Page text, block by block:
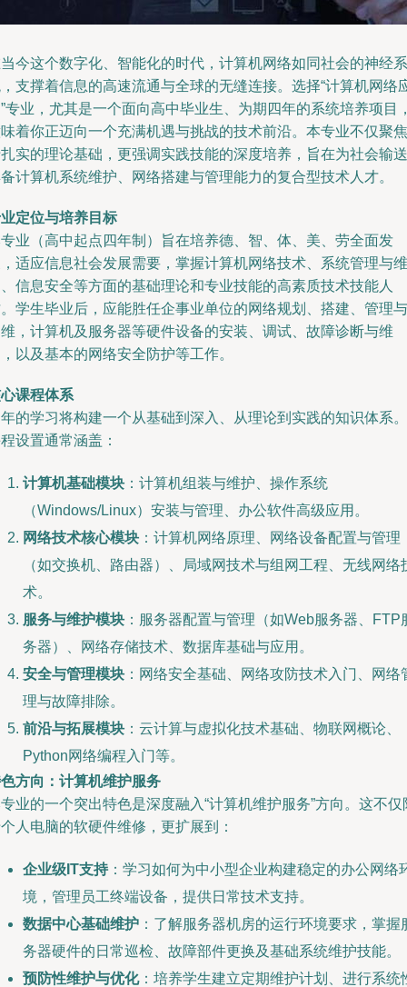
今这个数字化、智能化的时代，计算机网络如同社会的神经系
支撑着信息的高速流通与全球的无缝连接。选择“计算机网络
专业，尤其是一个面向高中毕业生、为期四年的系统培养项目
着你正迈向一个充满机遇与挑战的技术前沿。本专业不仅聚焦
实的理论基础，更强调实践技能的深度培养，旨在为社会输送
计算机系统维护、网络搭建与管理能力的复合型技术人才。
定位与培养目标
业（高中起点四年制）旨在培养德、智、体、美、劳全面发
适应信息社会发展需要，掌握计算机网络技术、系统管理与维
信息安全等方面的基础理论和专业技能的高素质技术技能人
学生毕业后，应能胜任企事业单位的网络规划、搭建、管理与
，计算机及服务器等硬件设备的安装、调试、故障诊断与维
以及基本的网络安全防护等工作。
课程体系
的学习将构建一个从基础到深入、从理论到实践的知识体系。
设置通常涵盖：
计算机基础模块 ：计算机组装与维护、操作系统
（Windows/Linux）安装与管理、办公软件高级应用。
网络技术核心模块 ：计算机网络原理、网络设备配置与管理
（如交换机、路由器）、局域网技术与组网工程、无线网络
术。
服务与维护模块 ：服务器配置与管理（如Web服务器、FTP
务器）、网络存储技术、数据库基础与应用。
安全与管理模块 ：网络安全基础、网络攻防技术入门、网络
理与故障排除。
前沿与拓展模块 ：云计算与虚拟化技术基础、物联网概论、
Python网络编程入门等。
方向：计算机维护服务
业的一个突出特色是深度融入“计算机维护服务”方向。这不仅
人电脑的软硬件维修，更扩展到：
企业级IT支持：学习如何为中小型企业构建稳定的办公网络
境，管理员工终端设备，提供日常技术支持。
数据中心基础维护 ：了解服务器机房的运行环境要求，掌握
务器硬件的日常巡检、故障部件更换及基础系统维护技能。
预防性维护与优化：培养学生建立定期维护计划、进行系统